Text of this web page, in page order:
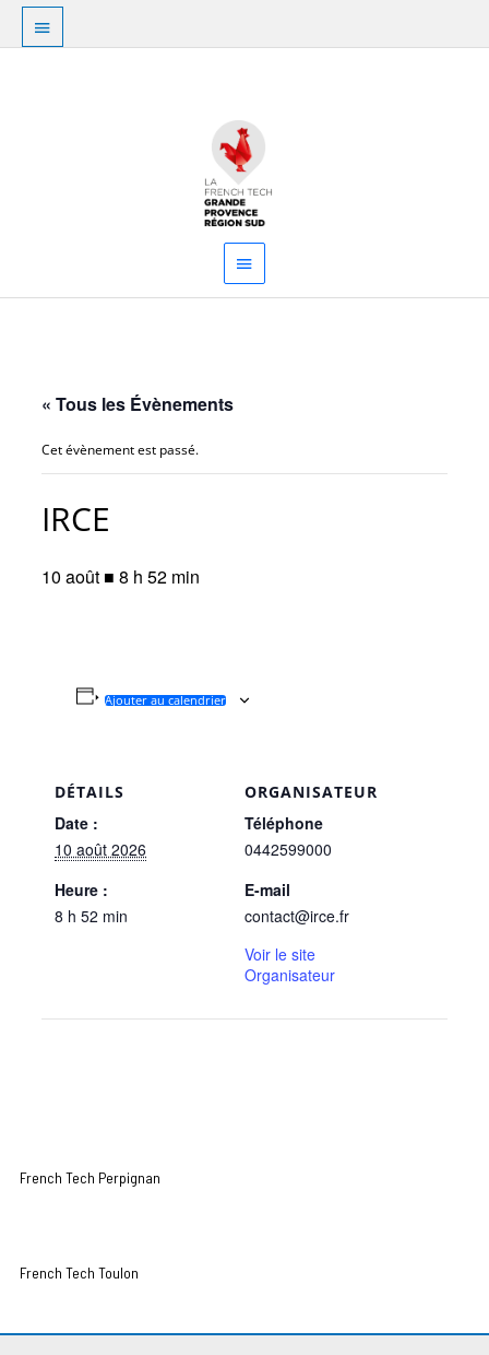
Aller
contenu
Au
dessus
principal
« Tous les Évènements
Cet évènement est passé.
IRCE
10 août ■ 8 h 52 min
Ajouter au calendrier
DÉTAILS
Date :
10 août 2026
Heure :
8 h 52 min
ORGANISATEUR
Téléphone
0442599000
E-mail
contact@irce.fr
Voir le site
Organisateur
French Tech Perpignan
French Tech Toulon